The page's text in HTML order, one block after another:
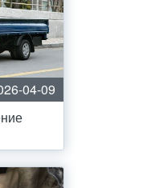
04-09